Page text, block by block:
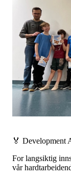
🏅 Development
For langsiktig
vår